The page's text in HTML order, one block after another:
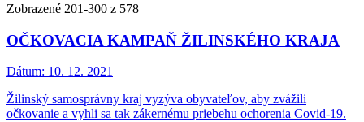
Zobrazené 201-300 z 578
OČKOVACIA KAMPAŇ ŽILINSKÉHO KRAJA
Dátum: 10. 12. 2021
Žilinský samosprávny kraj vyzýva obyvateľov, aby zvážili
očkovanie a vyhli sa tak zákernému priebehu ochorenia Covid-19.